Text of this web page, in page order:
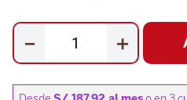
＋
－